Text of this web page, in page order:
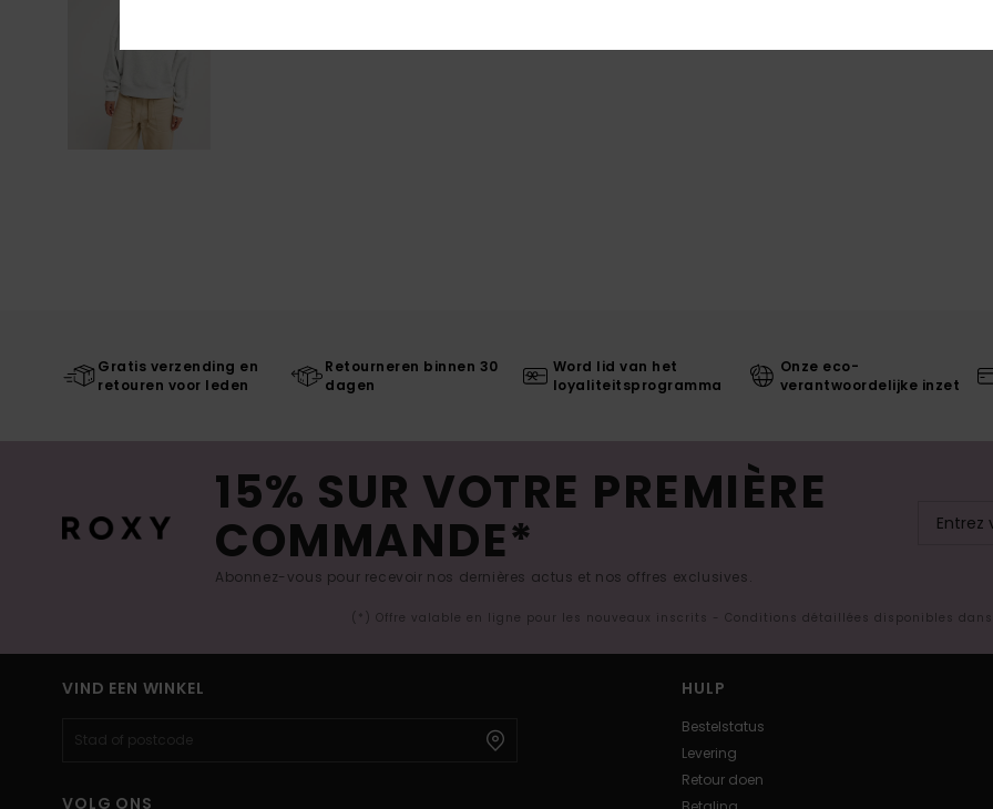
Gratis verzending en
retouren voor leden
Retourneren binnen 30
dagen
Word lid van het
loyaliteitsprogramma
Onze eco-
verantwoordelijke inzet
15% SUR VOTRE PREMIÈRE
COMMANDE*
Abonnez-vous pour recevoir nos dernières actus et nos offres exclusives.
(*) Offre valable en ligne pour les nouveaux inscrits - Conditions détaillées disponibles
VIND EEN WINKEL
VOLG ONS
HULP
Bestelstatus
Levering
Retour doen